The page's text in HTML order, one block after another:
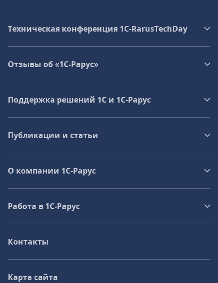
Техническая конференция 1C‑RarusTechDay
Отзывы об «1С-Рарус»
Поддержка решений 1С и 1С‑Рарус
Публикации и статьи
О компании 1C-Рарус
Работа в 1С‑Рарус
Контакты
Карта сайта